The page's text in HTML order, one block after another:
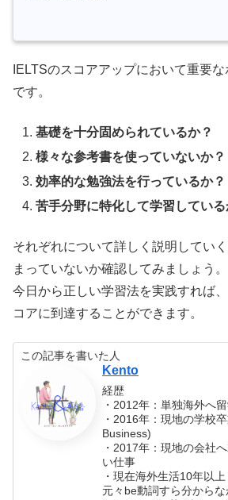
IELTSのスコアアップにおいて重要
です。
基礎を十分固められているか？
様々な参考書を使っていないか？
効率的な勉強法を行っているか？
苦手分野に特化して学習している
それぞれについて詳しく説明してい
まっていないか確認してみましょう。
今日から正しい学習法を実践すれば
コアに到達することができます。
この記事を書いた人
Kento
経歴
・2012年：単独海外へ
・2016年：現地の学校
Business)
・2017年：現地の会社
い仕事
・現在海外生活10年以上
元々be動詞すら分から